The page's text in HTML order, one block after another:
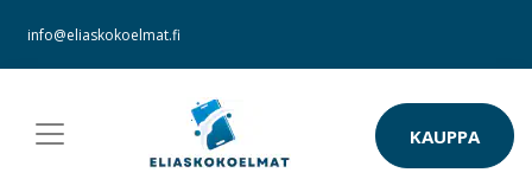
info@eliaskokoelmat.fi
KAUPPA